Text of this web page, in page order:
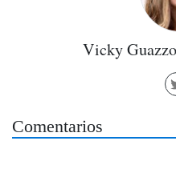
Vicky
Comentarios